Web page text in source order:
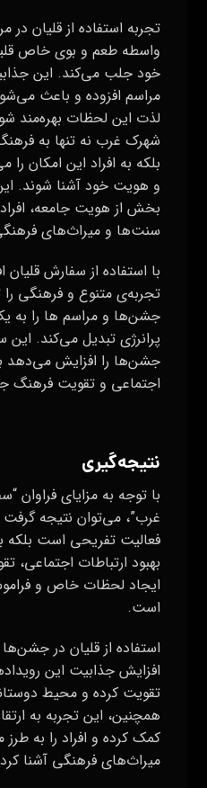
تجربه استفاده از قلیان
واسطه طعم و بوی خاص
خود جلب می‌کند. این
مراسم افزوده و باعث
لذت این لحظات بهره‌مند
شهرک غرب نه تنها به
بلکه به افراد این امکان
و هویت خود آشنا شوند.
بخش از هویت جامعه، افراد
سنت‌ها و میراث‌های
با استفاده از سفارش قلیان
تجربه‌ی متنوع و فرهنگی را
جشن‌ها و مراسم ها را
پرانرژی تبدیل می‌کند.
جشن‌ها را افزایش می‌دهد
اجتماعی و تقویت فرهنگ
نتیجه‌گیری
با توجه به مزایای فراوان
غرب”، می‌توان نتیجه
فعالیت تفریحی است بلکه
بهبود ارتباطات
ایجاد لحظات خاص و
است.
استفاده از قلیان در
افزایش جذابیت این
تقویت کرده و محیط
همچنین، این تجربه به
کمک کرده و افراد را به
میراث‌های فرهنگی آشنا